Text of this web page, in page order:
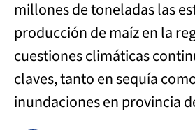
millones de toneladas las
producción de maíz en la
cuestiones climáticas
claves, tanto en sequía
inundaciones en provincia